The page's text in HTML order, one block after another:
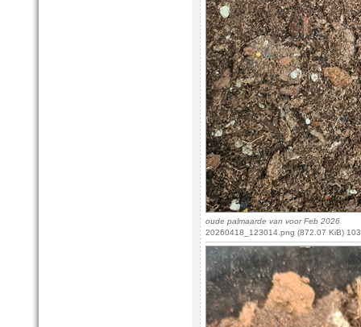
oude palmaarde van voor Feb 2026
20260418_123014.png (872.07 KiB)